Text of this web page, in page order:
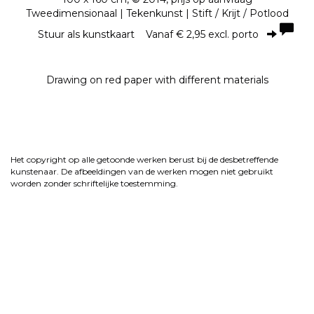
Tweedimensionaal | Tekenkunst | Stift / Krijt / Potlood
Stuur als kunstkaart Vanaf € 2,95 excl. porto
Drawing on red paper with different materials
Het copyright op alle getoonde werken berust bij de desbetreffende
kunstenaar. De afbeeldingen van de werken mogen niet gebruikt
worden zonder schriftelijke toestemming.